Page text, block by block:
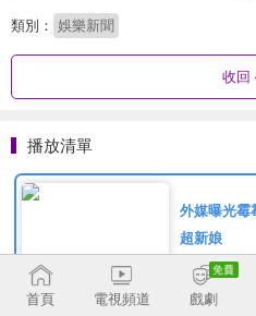
類別： 娛樂新聞
收回
播放清單
外媒曝光霉
超新娘
首頁 電視頻道 戲劇